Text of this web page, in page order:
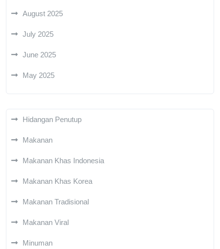
August 2025
July 2025
June 2025
May 2025
Hidangan Penutup
Makanan
Makanan Khas Indonesia
Makanan Khas Korea
Makanan Tradisional
Makanan Viral
Minuman